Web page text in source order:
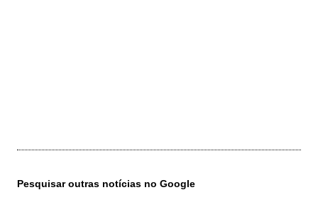
Pesquisar outras notícias no Google